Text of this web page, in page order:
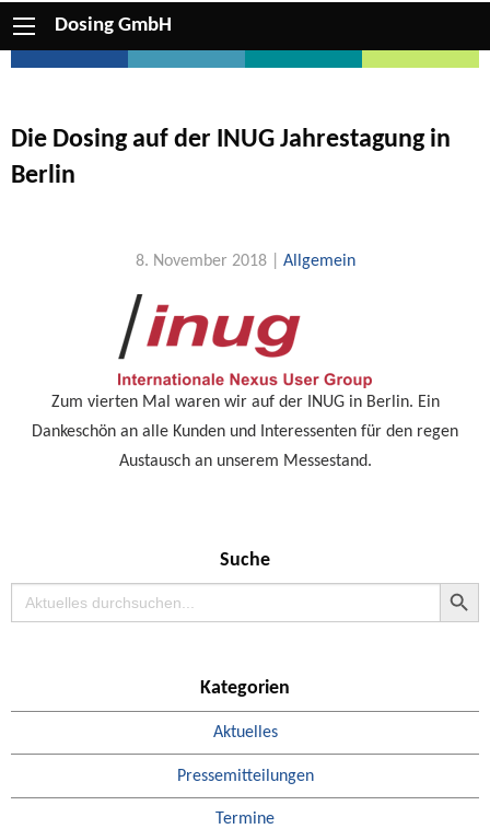
Dosing GmbH
Die Dosing auf der INUG Jahrestagung in
Berlin
8. November 2018 | Allgemein
Zum vierten Mal waren wir auf der INUG in Berlin. Ein
Dankeschön an alle Kunden und Interessenten für den regen
Austausch an unserem Messestand.
Suche
Search
Search Button
Kategorien
Aktuelles
Pressemitteilungen
Termine